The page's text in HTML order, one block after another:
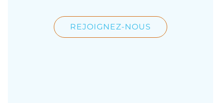
REJOIGNEZ-NOUS